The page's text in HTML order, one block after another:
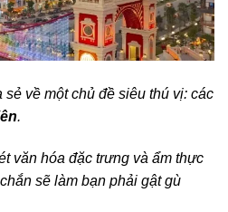
về một chủ đề siêu thú vị: các
.
văn hóa đặc trưng và ẩm thực
sẽ làm bạn phải gật gù